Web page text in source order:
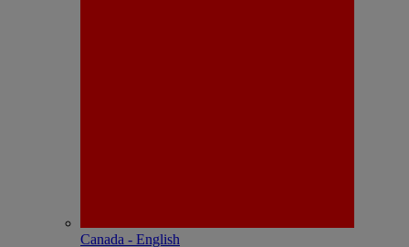
Canada - English